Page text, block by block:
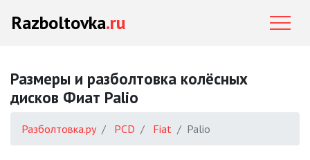
Razboltovka.ru
Размеры и разболтовка колёсных
дисков Фиат Palio
Разболтовка.ру PCD Fiat Palio